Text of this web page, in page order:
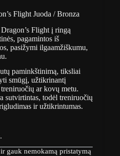
Flight Juoda / Bronza
Flight į ringą
pagamintos iš
pasižymi ilgaamžiškumu,
paminkštinimą, tiksliai
smūgį, užtikrinantį
ar kovų metu.
sutvirtintas, todėl treniruočių
ir užtikrintumas.
ir gauk nemokamą pristatymą